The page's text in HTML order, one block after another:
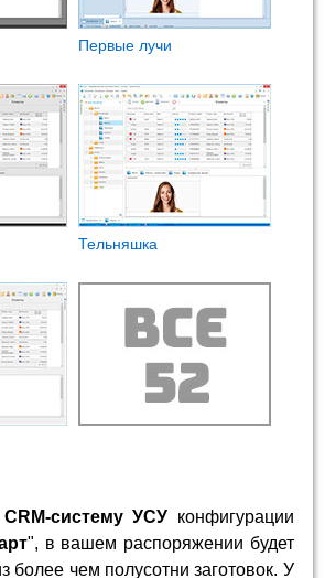
Первые лучи
Тельняшка
CRM-систему УСУ конфигурации
", в вашем распоряжении будет
более чем полусотни заготовок. У